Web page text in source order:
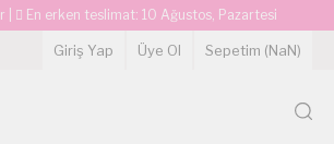
En erken teslimat: 10 Ağustos, Pazartesi
Giriş Yap Üye Ol Sepetim (NaN)